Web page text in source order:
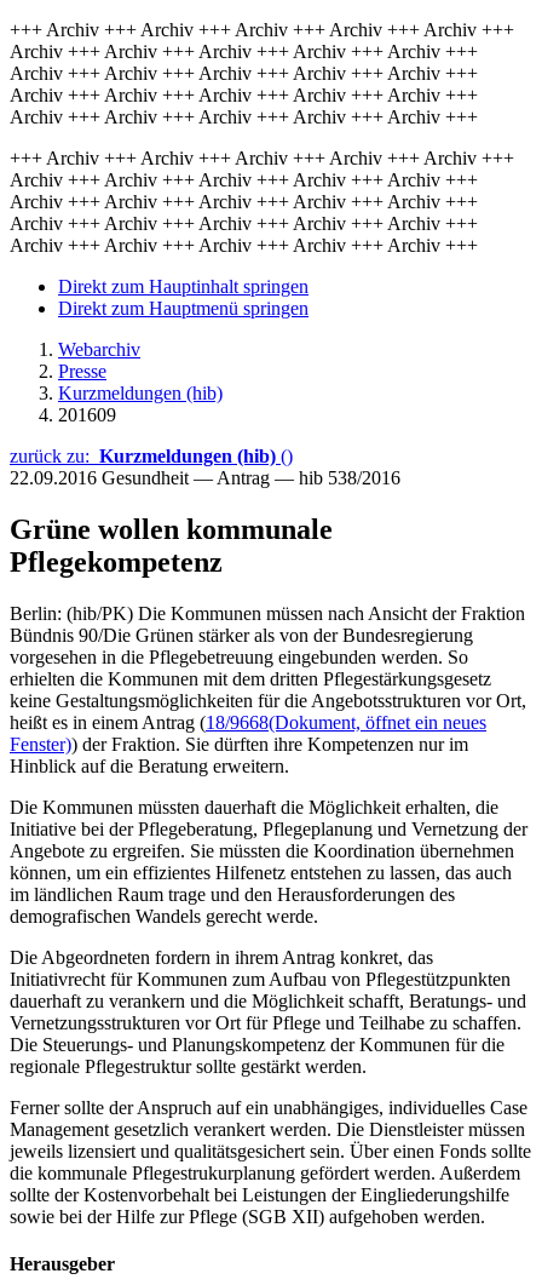
+++ Archiv +++ Archiv +++ Archiv +++ Archiv +++ Archiv +++
Archiv +++ Archiv +++ Archiv +++ Archiv +++ Archiv +++
Archiv +++ Archiv +++ Archiv +++ Archiv +++ Archiv +++
Archiv +++ Archiv +++ Archiv +++ Archiv +++ Archiv +++
Archiv +++ Archiv +++ Archiv +++ Archiv +++ Archiv +++
+++ Archiv +++ Archiv +++ Archiv +++ Archiv +++ Archiv +++
Archiv +++ Archiv +++ Archiv +++ Archiv +++ Archiv +++
Archiv +++ Archiv +++ Archiv +++ Archiv +++ Archiv +++
Archiv +++ Archiv +++ Archiv +++ Archiv +++ Archiv +++
Archiv +++ Archiv +++ Archiv +++ Archiv +++ Archiv +++
Direkt zum Hauptinhalt springen
Direkt zum Hauptmenü springen
Webarchiv
Presse
Kurzmeldungen (hib)
201609
zurück zu: Kurzmeldungen (hib) ()
22.09.2016 Gesundheit — Antrag — hib 538/2016
Grüne wollen kommunale
Pflegekompetenz
Berlin: (hib/PK) Die Kommunen müssen nach Ansicht der Fraktion
Bündnis 90/Die Grünen stärker als von der Bundesregierung
vorgesehen in die Pflegebetreuung eingebunden werden. So
erhielten die Kommunen mit dem dritten Pflegestärkungsgesetz
keine Gestaltungsmöglichkeiten für die Angebotsstrukturen vor Ort,
heißt es in einem Antrag (18/9668(Dokument, öffnet ein neues
Fenster)) der Fraktion. Sie dürften ihre Kompetenzen nur im
Hinblick auf die Beratung erweitern.
Die Kommunen müssten dauerhaft die Möglichkeit erhalten, die
Initiative bei der Pflegeberatung, Pflegeplanung und Vernetzung der
Angebote zu ergreifen. Sie müssten die Koordination übernehmen
können, um ein effizientes Hilfenetz entstehen zu lassen, das auch
im ländlichen Raum trage und den Herausforderungen des
demografischen Wandels gerecht werde.
Die Abgeordneten fordern in ihrem Antrag konkret, das
Initiativrecht für Kommunen zum Aufbau von Pflegestützpunkten
dauerhaft zu verankern und die Möglichkeit schafft, Beratungs- und
Vernetzungsstrukturen vor Ort für Pflege und Teilhabe zu schaffen.
Die Steuerungs- und Planungskompetenz der Kommunen für die
regionale Pflegestruktur sollte gestärkt werden.
Ferner sollte der Anspruch auf ein unabhängiges, individuelles Case
Management gesetzlich verankert werden. Die Dienstleister müssen
jeweils lizensiert und qualitätsgesichert sein. Über einen Fonds sollte
die kommunale Pflegestrukurplanung gefördert werden. Außerdem
sollte der Kostenvorbehalt bei Leistungen der Eingliederungshilfe
sowie bei der Hilfe zur Pflege (SGB XII) aufgehoben werden.
Herausgeber